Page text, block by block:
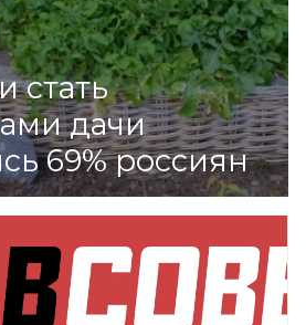
стать
дачи
69% россиян